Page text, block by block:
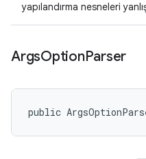
yapılandırma nesneleri
ArgsOptionParser
public